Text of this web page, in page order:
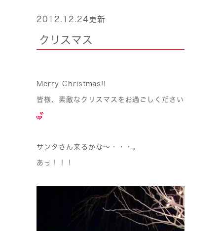
2012.12.24更新
クリスマス
Merry Christmas!!
皆様、素敵なクリスマスをお過ごしください
サンタさん来るかな〜・・・。
あっ！！！